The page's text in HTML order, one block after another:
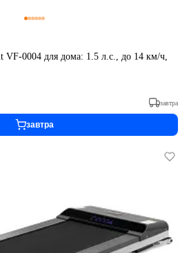
VF-0004 для дома: 1.5 л.с., до 14 км/ч,
завтра
завтра